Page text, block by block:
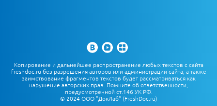
Копирование и дальнейшее распространение любых текстов с сайта
freshdoc.ru без разрешения авторов или администрации сайта, а также
заимствование фрагментов текстов будет рассматриваться как
нарушение авторских прав. Помните об ответственности,
предусмотренной ст.146 УК РФ.
© 2024 ООО "ДокЛаб" (FreshDoc.ru)